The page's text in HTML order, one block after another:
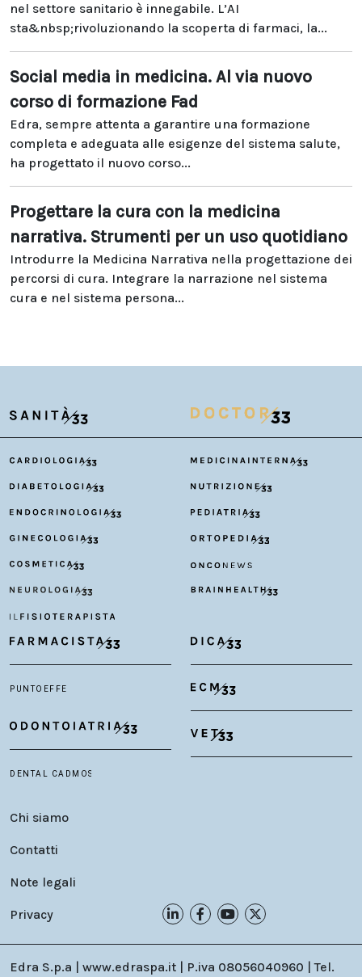
nel settore sanitario è innegabile. L’AI
sta&nbsp;rivoluzionando la scoperta di farmaci, la...
Social media in medicina. Al via nuovo
corso di formazione Fad
Edra, sempre attenta a garantire una formazione
completa e adeguata alle esigenze del sistema salute,
ha progettato il nuovo corso...
Progettare la cura con la medicina
narrativa. Strumenti per un uso quotidiano
Introdurre la Medicina Narrativa nella progettazione dei
percorsi di cura. Integrare la narrazione nel sistema
cura e nel sistema persona...
Chi siamo
Contatti
Note legali
Privacy
Edra S.p.a | www.edraspa.it | P.iva 08056040960 | Tel.